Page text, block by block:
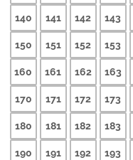
140 141 142 143
150 151 152 153
160 161 162 163
170 171 172 173
180 181 182 183
190 191 192 193